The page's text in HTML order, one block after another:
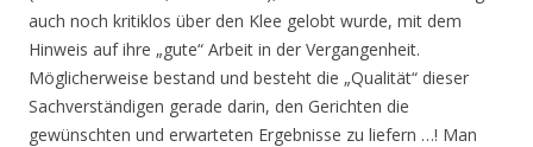
auch noch kritiklos über den Klee gelobt wurde, mit dem
Hinweis auf ihre „gute“ Arbeit in der Vergangenheit.
Möglicherweise bestand und besteht die „Qualität“ dieser
Sachverständigen gerade darin, den Gerichten die
gewünschten und erwarteten Ergebnisse zu liefern …! Man